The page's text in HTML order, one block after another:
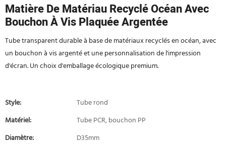
Matière De Matériau Recyclé Océan Avec
Bouchon À Vis Plaquée Argentée
Tube transparent durable à base de matériaux recyclés en océan, avec
un bouchon à vis argenté et une personnalisation de l'impression
d'écran. Un choix d'emballage écologique premium.
Style:
Tube rond
Matériel:
Tube PCR, bouchon PP
Diamètre:
D35mm